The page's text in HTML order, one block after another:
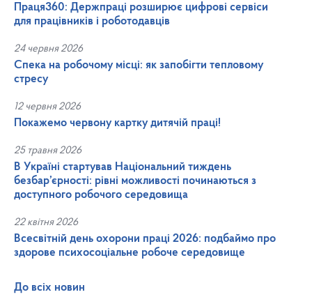
Праця360: Держпраці розширює цифрові сервіси
для працівників і роботодавців
24 червня 2026
Спека на робочому місці: як запобігти тепловому
стресу
12 червня 2026
Покажемо червону картку дитячій праці!
25 травня 2026
В Україні стартував Національний тиждень
безбар’єрності: рівні можливості починаються з
доступного робочого середовища
22 квітня 2026
Всесвітній день охорони праці 2026: подбаймо про
здорове психосоціальне робоче середовище
До всіх новин